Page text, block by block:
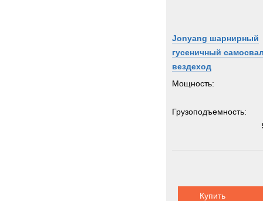
Jonyang шарнирный
гусеничный
вездеход
Мощность:
Грузоподъемность:
Купить